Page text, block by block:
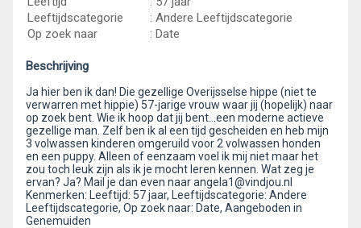
Leeftijdscategorie
: Andere Leeftijdscategorie
Op zoek naar
: Date
Beschrijving
Ja hier ben ik dan! Die gezellige Overijsselse hippe (niet te
verwarren met hippie) 57-jarige vrouw waar jij (hopelijk) naar
op zoek bent. Wie ik hoop dat jij bent…een moderne actieve
gezellige man. Zelf ben ik al een tijd gescheiden en heb mijn
3 volwassen kinderen omgeruild voor 2 volwassen honden
en een puppy. Alleen of eenzaam voel ik mij niet maar het
zou toch leuk zijn als ik je mocht leren kennen. Wat zeg je
ervan? Ja? Mail je dan even naar angela1@vindjou.nl
Kenmerken: Leeftijd: 57 jaar, Leeftijdscategorie: Andere
Leeftijdscategorie, Op zoek naar: Date, Aangeboden in
Genemuiden